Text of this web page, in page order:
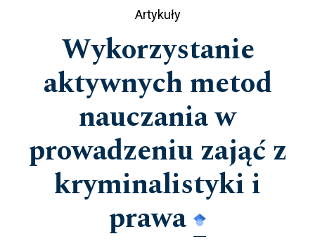
Artykuły
Wykorzystanie
aktywnych metod
nauczania w
prowadzeniu zająć z
kryminalistyki i
prawa